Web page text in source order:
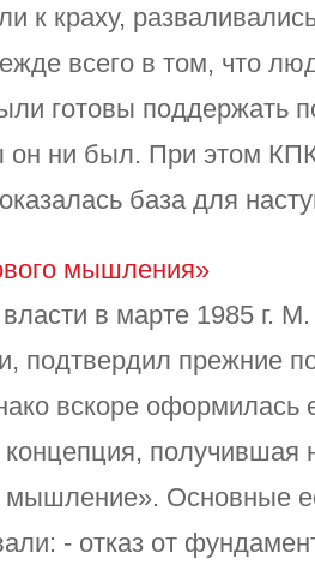
к краху,
всего в том, что
готовы поддержать
он ни был. При этом
база для
мышления»
в марте 1985 г.
подтвердил прежние
вскоре оформилась
концепция, получившая
мышление». Основные
- отказ от